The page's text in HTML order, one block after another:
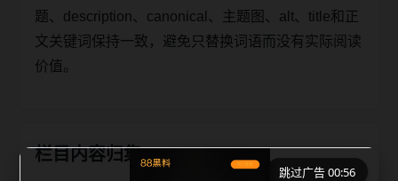
题、description、canonical、主题图、alt、title和正
文关键词保持一致，避免只替换词语而没有实际阅读
价值。
栏目内容归集
跳过广告 00:55